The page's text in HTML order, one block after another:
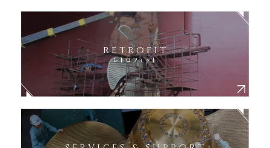
RETROFIT
レトロフィット